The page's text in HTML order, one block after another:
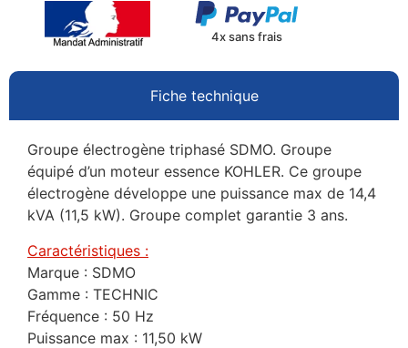
4x sans frais
Fiche technique
Groupe électrogène triphasé SDMO. Groupe
équipé d’un moteur essence KOHLER. Ce groupe
électrogène développe une puissance max de 14,4
kVA (11,5 kW). Groupe complet garantie 3 ans.
Caractéristiques :
Marque : SDMO
Gamme : TECHNIC
Fréquence : 50 Hz
Puissance max : 11,50 kW